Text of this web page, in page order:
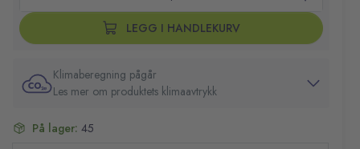
LEGG I HANDLEKURV
Klimaberegning pågår
Les mer om produktets klimaavtrykk
På lager: 45